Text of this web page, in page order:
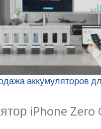
аккумуляторов
iPhone Zero